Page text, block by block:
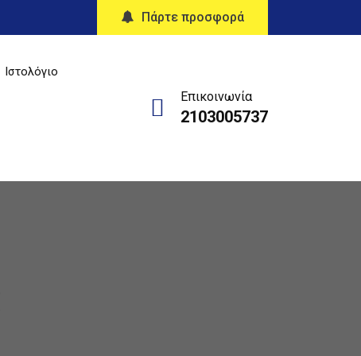
Πάρτε προσφορά
Ιστολόγιο
Επικοινωνία
2103005737